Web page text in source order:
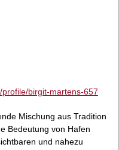
birgit-martens-657
Mischung aus Tradition
Bedeutung von Hafen
und nahezu